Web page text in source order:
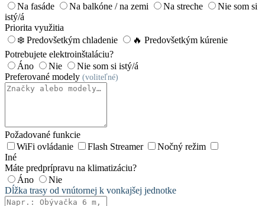
Na fasáde
Na balkóne / na zemi Na streche
Nie som si
istý/á
Priorita využitia
❄️ Predovšetkým chladenie
🔥 Predovšetkým kúrenie
Potrebujete elektroinštaláciu?
Áno
Nie
Nie som si istý/á
Preferované modely (voliteľné)
Požadované funkcie
WiFi ovládanie
Flash Streamer
Nočný režim
Iné
Máte predprípravu na klimatizáciu?
Áno
Nie
Dĺžka trasy od vnútornej k vonkajšej jednotke